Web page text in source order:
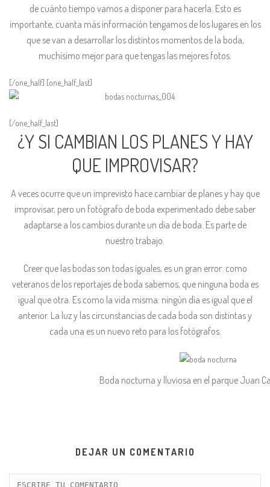
de cuánto tiempo vamos a disponer para hacerla. Esto es
importante, cuanta más información tengamos de los lugares en los
que se van a desarrollar los distintos momentos de la boda,
muchísimo mejor para que tengas las mejores fotos.
[/one_half] [one_half_last]
[/one_half_last]
¿Y SI CAMBIAN LOS PLANES Y HAY
QUE IMPROVISAR?
A veces ocurre que un imprevisto hace cambiar de planes y hay que
improvisar, pero un fotógrafo de boda experimentado debe saber
adaptarse a los cambios durante un día de boda. Es parte de
nuestro trabajo.
Creer que las bodas son todas iguales, es un gran error: como
veteranos de los reportajes de boda sabemos, que ninguna boda es
igual que otra. Es como la vida misma: ningún día es igual que el
anterior. La luz y las circunstancias de cada boda son distintas y
cada una es un nuevo reto para los fotógrafos.
Boda nocturna y lluviosa en el parque Juan
DEJAR UN COMENTARIO